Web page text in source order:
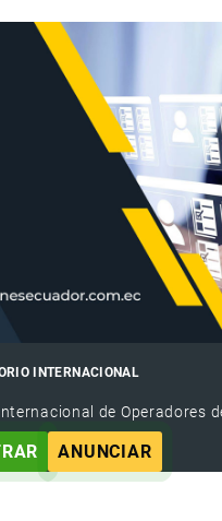
INTERNACIONAL
de Operadores
ANUNCIAR